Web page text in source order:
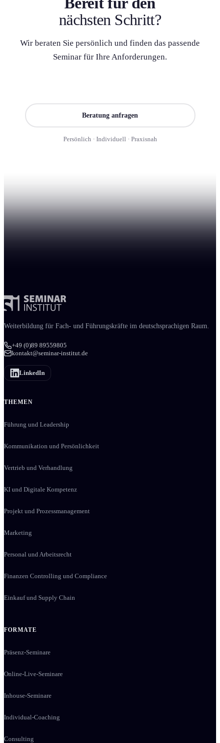
nächsten Schritt?
Wir beraten Sie persönlich und finden das passende
Seminar für Ihre Anforderung­en.
Beratung anfragen
Persönlich · Individuell · Praxisnah
Weiter­bildung für Fach- und Führungs­kräfte im deutschsprachigen Raum.
+49 (0)89 89559805
kontakt@seminar-institut.de
LinkedIn
THEMEN
Führung und Leadership
Kommunikation und Persönlichkeit
Vertrieb und Verhandlung
KI und Digitale Kompetenz
Projekt und Prozessmanagement
Marketing
Personal und Arbeitsrecht
Finanzen Controlling und Compliance
Einkauf und Supply Chain
FORMATE
Präsenz-Seminare
Online-Live-Seminare
Inhouse-Seminare
Individual-Coaching
Consulting